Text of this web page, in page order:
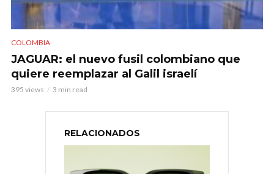
COLOMBIA
JAGUAR: el nuevo fusil colombiano que
quiere reemplazar al Galil israelí
395 views 3 min read
RELACIONADOS